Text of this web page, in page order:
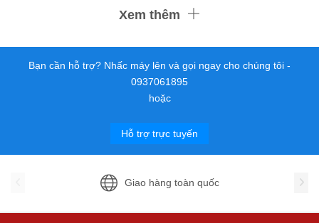
Xem thêm
Bạn cần hỗ trợ? Nhấc máy lên và gọi ngay cho chúng tôi -
0937061895
hoặc
Hỗ trợ trực tuyến
Giao hàng toàn quốc